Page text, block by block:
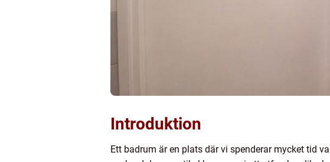
Introduktion
Ett badrum är en plats där vi spenderar mycket tid